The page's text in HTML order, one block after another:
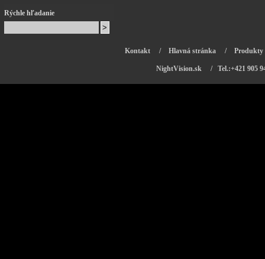
Rýchle hľadanie
Kontakt / Hlavná stránka / Produkty
NightVision.sk / Tel.:+421 905